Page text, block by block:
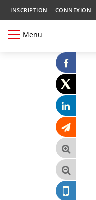
INSCRIPTION CONNEXION
Menu